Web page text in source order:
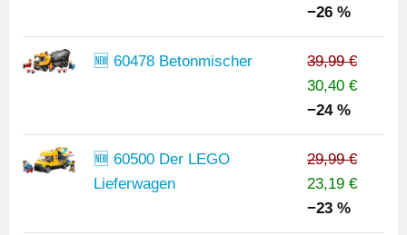
−26 %
🆕 60478 Betonmischer
39,99 €
30,40 €
−24 %
🆕 60500 Der LEGO
Lieferwagen
29,99 €
23,19 €
−23 %